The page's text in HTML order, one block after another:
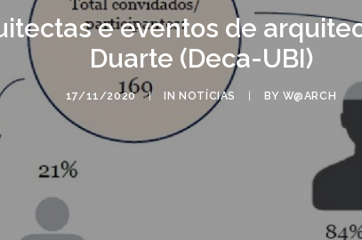
e eventos de
Duarte (Deca-UBI)
17/11/2020 | IN NOTÍCIAS BY W@ARCH